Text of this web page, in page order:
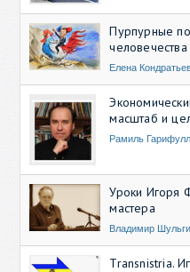
Пурпурные
человечества
Елена
масштаб и
Рамиль
Уроки Игоря
мастера
Владимир
Transnistria.